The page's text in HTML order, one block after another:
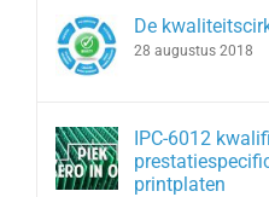
De
28 augustus 2018
IPC-6012
printplaten